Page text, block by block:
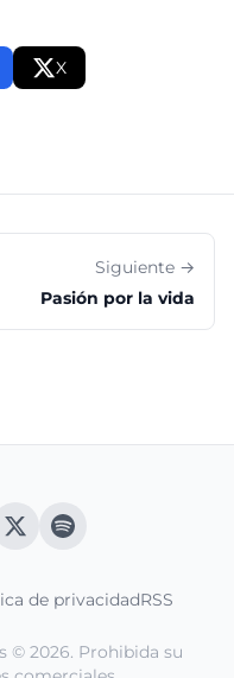
X
Siguiente →
Pasión por la vida
de privacidadRSS
© 2026. Prohibida su